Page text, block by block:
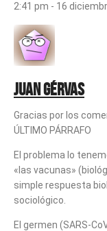
2:41 pm - 16
Juan Gérvas
Gracias por los
ÚLTIMO PÁRRAFO
El problema lo
«las vacunas»
simple respuesta
sociológico.
El germen (SARS-